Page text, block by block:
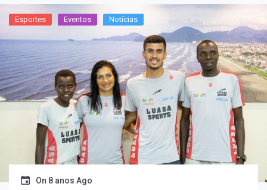
Esportes Eventos Notícias
On 8 anos Ago